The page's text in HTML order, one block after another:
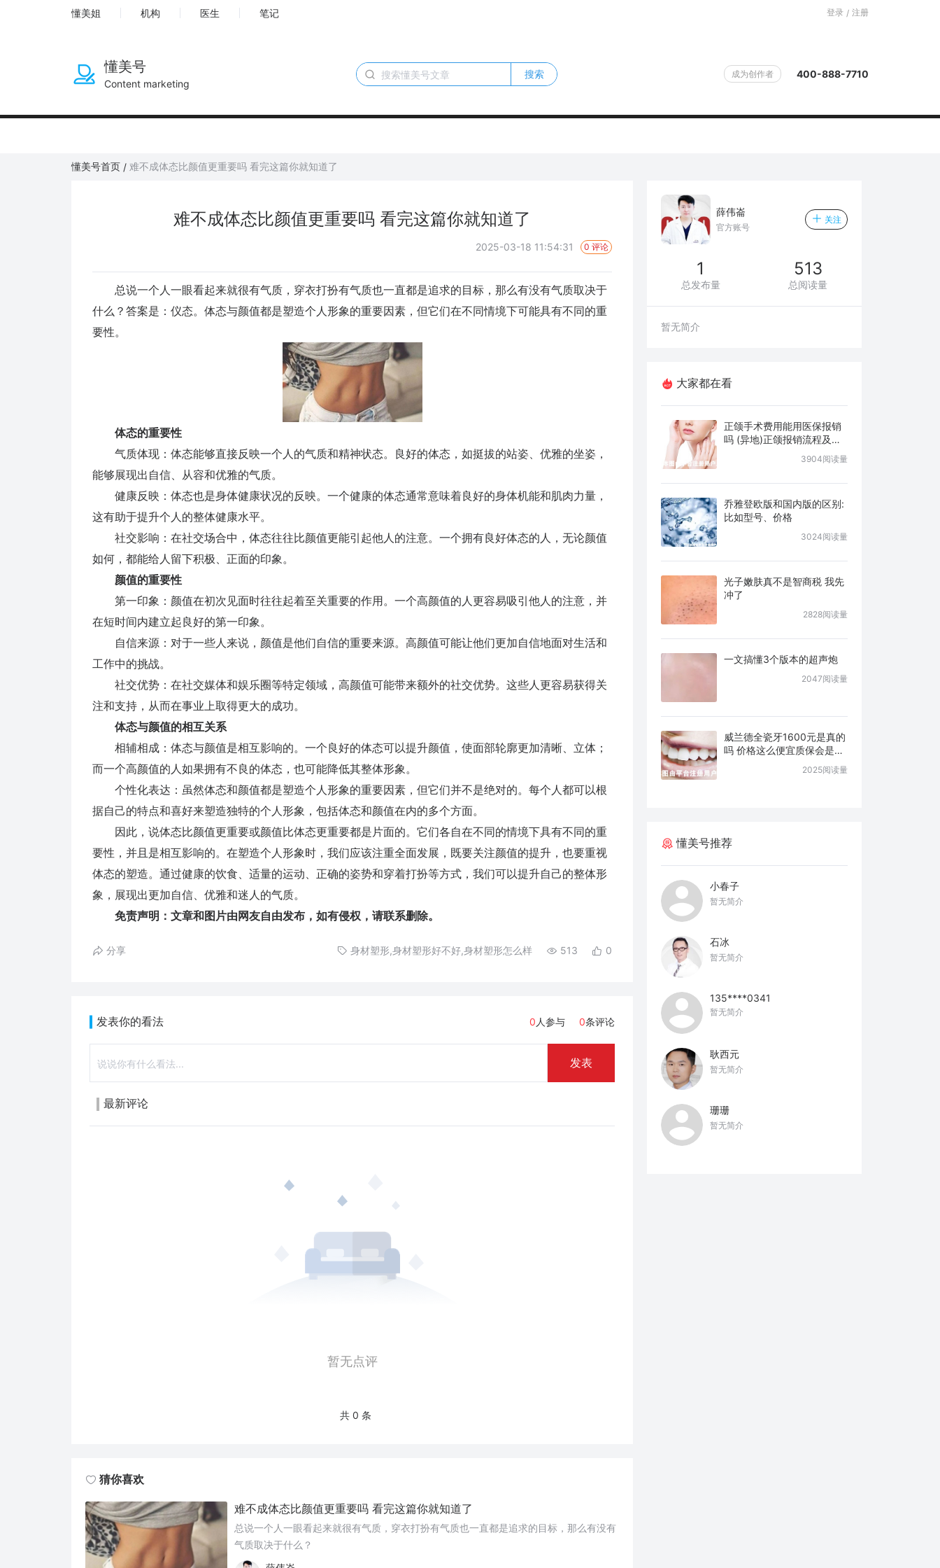
懂美姐 机构 医生 笔记 登录 / 注册
懂美号
Content marketing
搜索 成为创作者 400-888-7710
懂美号首页 / 难不成体态比颜值更重要吗 看完这篇你就知道了
难不成体态比颜值更重要吗 看完这篇你就知道了
2025-03-18 11:54:31 0 评论
总说一个人一眼看起来就很有气质，穿衣打扮有气质也一直都是追求的目标，那么有没有气质取决于
什么？答案是：仪态。体态与颜值都是塑造个人形象的重要因素，但它们在不同情境下可能具有不同的重
要性。
体态的重要性
气质体现：体态能够直接反映一个人的气质和精神状态。良好的体态，如挺拔的站姿、优雅的坐姿，
能够展现出自信、从容和优雅的气质。
健康反映：体态也是身体健康状况的反映。一个健康的体态通常意味着良好的身体机能和肌肉力量，
这有助于提升个人的整体健康水平。
社交影响：在社交场合中，体态往往比颜值更能引起他人的注意。一个拥有良好体态的人，无论颜值
如何，都能给人留下积极、正面的印象。
颜值的重要性
第一印象：颜值在初次见面时往往起着至关重要的作用。一个高颜值的人更容易吸引他人的注意，并
在短时间内建立起良好的第一印象。
自信来源：对于一些人来说，颜值是他们自信的重要来源。高颜值可能让他们更加自信地面对生活和
工作中的挑战。
社交优势：在社交媒体和娱乐圈等特定领域，高颜值可能带来额外的社交优势。这些人更容易获得关
注和支持，从而在事业上取得更大的成功。
体态与颜值的相互关系
相辅相成：体态与颜值是相互影响的。一个良好的体态可以提升颜值，使面部轮廓更加清晰、立体；
而一个高颜值的人如果拥有不良的体态，也可能降低其整体形象。
个性化表达：虽然体态和颜值都是塑造个人形象的重要因素，但它们并不是绝对的。每个人都可以根
据自己的特点和喜好来塑造独特的个人形象，包括体态和颜值在内的多个方面。
因此，说体态比颜值更重要或颜值比体态更重要都是片面的。它们各自在不同的情境下具有不同的重
要性，并且是相互影响的。在塑造个人形象时，我们应该注重全面发展，既要关注颜值的提升，也要重视
体态的塑造。通过健康的饮食、适量的运动、正确的姿势和穿着打扮等方式，我们可以提升自己的整体形
象，展现出更加自信、优雅和迷人的气质。
免责声明：文章和图片由网友自由发布，如有侵权，请联系删除。
分享 身材塑形,身材塑形好不好,身材塑形怎么样 513 0
发表你的看法 0 人参与 0条评论
发表
最新评论
暂无点评
共 0 条
猜你喜欢
难不成体态比颜值更重要吗 看完这篇你就知道了
总说一个人一眼看起来就很有气质，穿衣打扮有气质也一直都是追求的目标，那么有没有
气质取决于什么？
薛伟崙
官方账号
关注
1
总发布量
513
总阅读量
暂无简介
大家都在看
正颌手术费用能用医保报销
吗 (异地)正颌报销流程及条
3904阅读量
乔雅登欧版和国内版的区别:
比如型号、价格
3024阅读量
光子嫩肤真不是智商税 我先
冲了
2828阅读量
一文搞懂3个版本的超声炮
2047阅读量
威兰德全瓷牙1600元是真的
吗 价格这么便宜质保会是几
2025阅读量
懂美号推荐
小春子
暂无简介
石冰
暂无简介
135****0341
暂无简介
耿西元
暂无简介
珊珊
暂无简介